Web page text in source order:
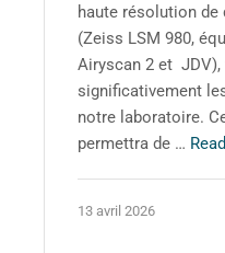
haute résolution de
(Zeiss LSM 980,
Airyscan 2 et
significativement
notre laboratoire.
permettra de …
13 avril 2026